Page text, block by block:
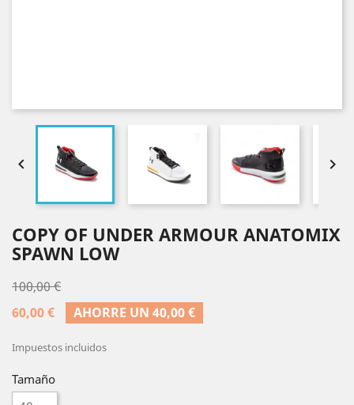
 
COPY OF UNDER ARMOUR ANATOMIX
SPAWN LOW
100,00 €
60,00 €
AHORRE UN 40,00 €
Impuestos incluidos
Tamaño